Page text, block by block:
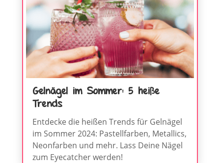
Gelnägel im Sommer: 5 heiße
Trends
Entdecke die heißen Trends für Gelnägel
im Sommer 2024: Pastellfarben, Metallics,
Neonfarben und mehr. Lass Deine Nägel
zum Eyecatcher werden!